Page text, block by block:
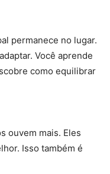
permanece no lugar.
Você aprende
como equilibrar
ouvem mais. Eles
Isso também é